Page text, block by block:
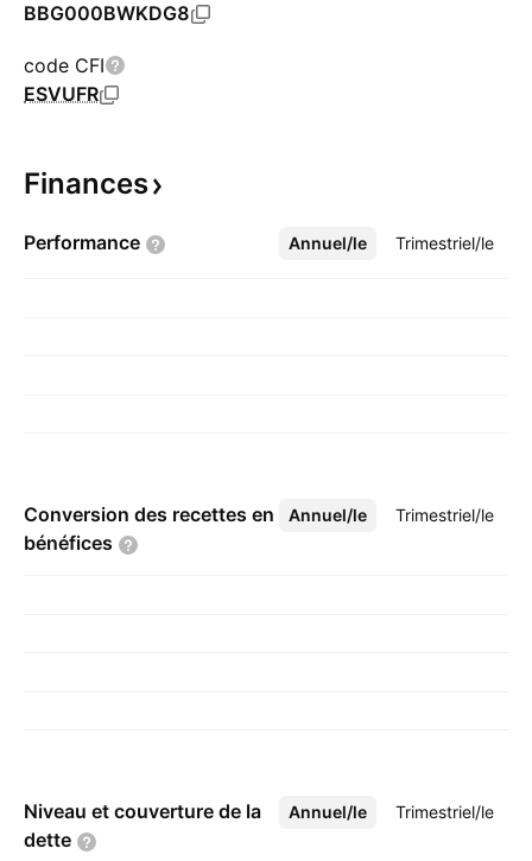
BBG000BWKDG8
code CFI
ESVUFR
Finances
Performance Annuel/le Trimestriel/le
Plus
Conversion des recettes en
bénéfices
Annuel/le Trimestriel/le
Plus
Niveau et couverture de la
dette
Annuel/le Trimestriel/le
Plus